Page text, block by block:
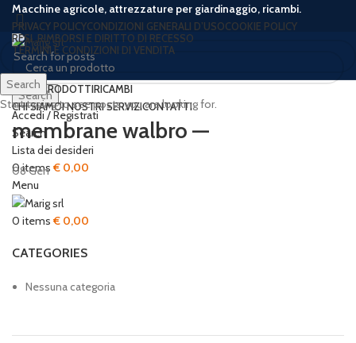
Macchine agricole, attrezzature per giardinaggio, ricambi.
PRIVACY POLICYCONDIZIONI GENERALI D’USOCOOKIE POLICY
RESI, RIMBORSI E DIRITTO DI RECESSO
TERMINI E CONDIZIONI DI VENDITA
Search
Accedi / Registrati
Search
Lista dei desideri
0items € 0,00
Menu
0 items € 0,00
HOME PRODOTTIRICAMBI
CHI SIAMOI NOSTRI SERVIZICONTATTI
membrane walbro —
08Gen
CATEGORIES
Nessuna categoria
Search
Start typing to see posts you are looking for.